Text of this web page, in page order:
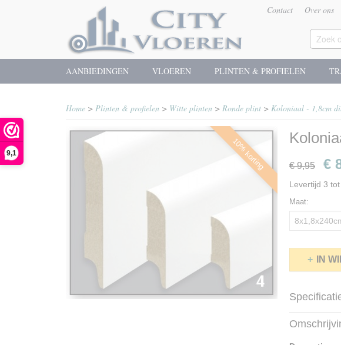
9,1
Contact Over ons
AANBIEDINGEN VLOEREN PLINTEN & PROFIELEN
Home > Plinten & profielen > Witte plinten > Ronde plint > Koloniaal - 1,8cm
10% korting € 9,95 €
Levertijd 3
Maat:
IN
Netto gewicht
Bruto gewicht
Afmetingen